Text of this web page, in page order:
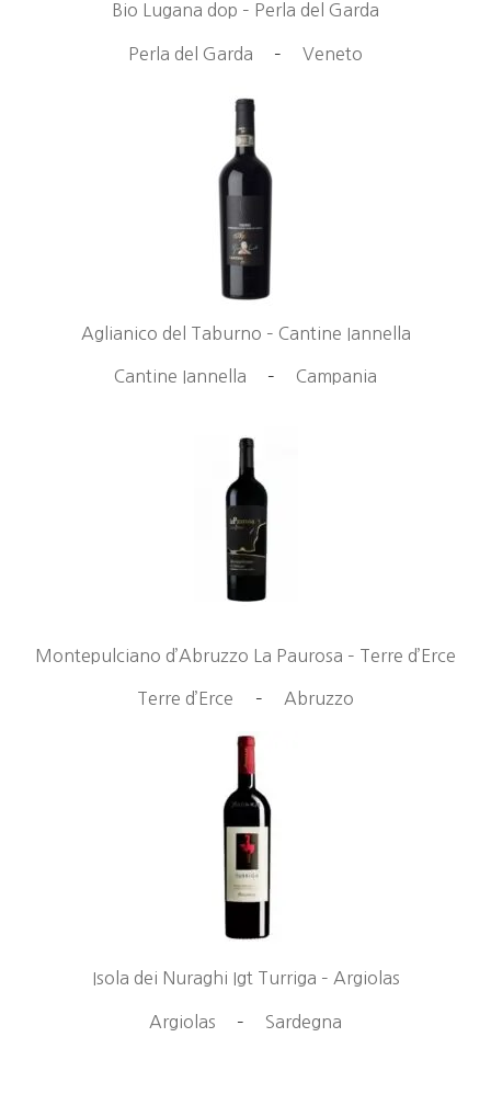
Bio Lugana dop – Perla del Garda
Perla del Garda – Veneto
Aglianico del Taburno – Cantine Iannella
Cantine Iannella – Campania
Montepulciano d’Abruzzo La Paurosa – Terre d’Erce
Terre d’Erce – Abruzzo
Isola dei Nuraghi Igt Turriga – Argiolas
Argiolas – Sardegna